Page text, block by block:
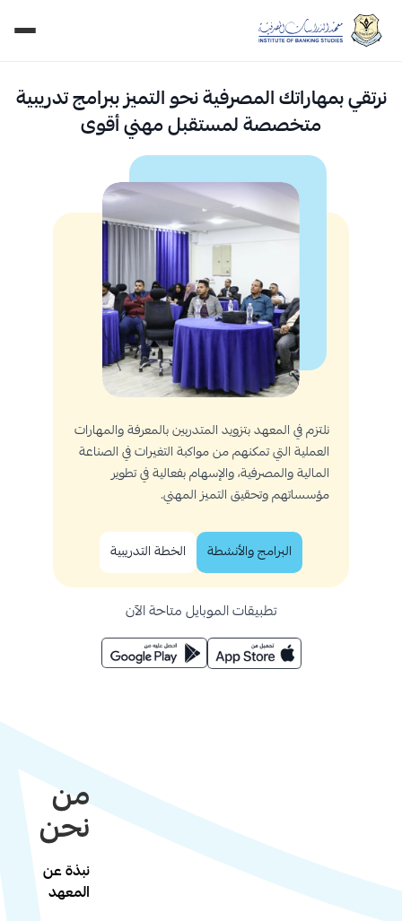
نرتقي بمهاراتك المصرفية نحو التميز ببرامج تدريبية
متخصصة لمستقبل مهني أقوى
نلتزم في المعهد بتزويد المتدربين بالمعرفة والمهارات
العملية التي تمكنهم من مواكبة التغيرات في الصناعة
المالية والمصرفية، والإسهام بفعالية في تطوير
مؤسساتهم وتحقيق التميز المهني.
البرامج والأنشطة الخطة التدريبية
تطبيقات الموبايل متاحة الآن
من
نحن
نبذة عن
المعهد